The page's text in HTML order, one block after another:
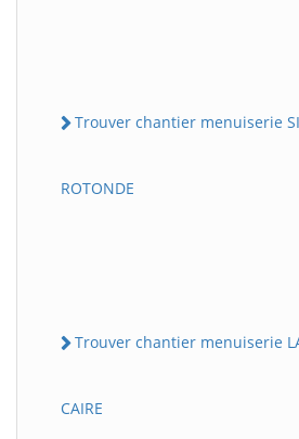
Trouver chantier menuiserie
ROTONDE
Trouver chantier menuiserie
CAIRE